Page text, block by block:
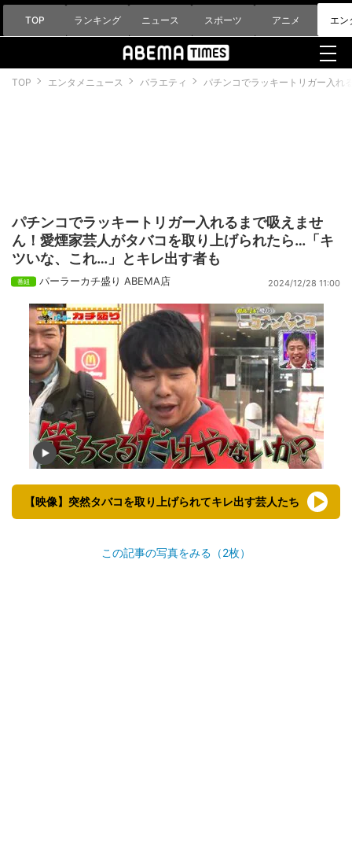
TOP ランキング ニュース スポーツ アニメ エン
TOP エンタメニュース バラエティ パチンコでラッキートリガー入れ
パチンコでラッキートリガー入れるまで吸えませ
ん！愛煙家芸人がタバコを取り上げられたら…「キ
ツいな、これ…」とキレ出す者も
パーラーカチ盛り ABEMA店 2024/12/28 11:00
【映像】突然タバコを取り上げられてキレ出す芸人たち
この記事の写真をみる（2枚）